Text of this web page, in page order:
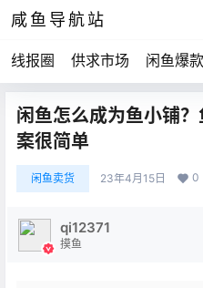
咸鱼导航站
线报圈 供求市场 闲鱼爆
闲鱼怎么成为鱼小铺
案很简单
闲鱼卖货 23年4月15日 0
qi12371
摸鱼